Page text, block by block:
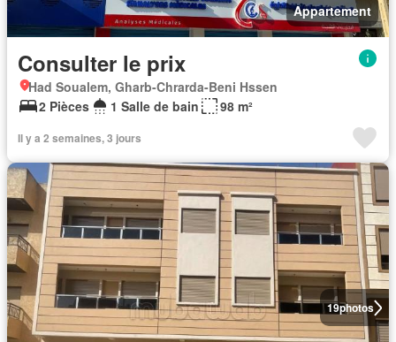
Appartement
Consulter le prix
Had Soualem, Gharb-Chrarda-Beni Hssen
2 Pièces
1 Salle de bain 98 m²
Il y a 2 semaines, 3 jours
19photos